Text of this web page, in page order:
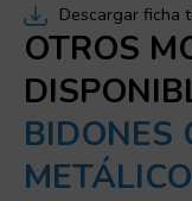
Descargar ficha
OTROS
BIDONES